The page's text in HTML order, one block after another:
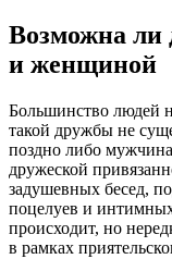
Возможна ли
и женщиной
Большинство людей
такой дружбы не
поздно либо
дружеской
задушевных бесед,
поцелуев и
происходит, но
в рамках